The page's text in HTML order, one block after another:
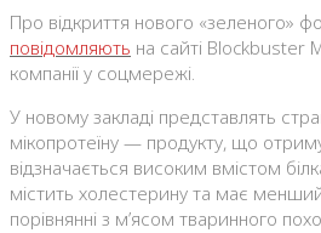
Про відкриття нового «зеленого»
повідомляють на сайті Blockbuster
компанії у соцмережі.
У новому закладі представлять
мікопротеїну — продукту, що
відзначається високим вмістом
містить холестерину та має
порівнянні з м’ясом тваринного